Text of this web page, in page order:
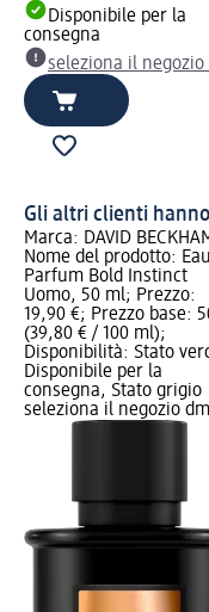
Disponibile per la
consegna
seleziona il negozio
Gli altri clienti
Marca: DAVID
Nome del prodotto:
Parfum Bold Instinct
Uomo, 50 ml; Prezzo:
19,90 €; Prezzo base:
(39,80 € / 100 ml);
Disponibilità: Stato
Disponibile per la
consegna, Stato grigio
seleziona il negozio dm